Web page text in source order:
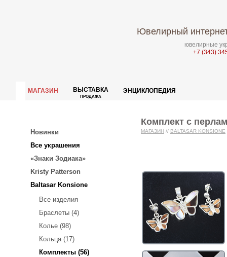
Ювелирный
ювелирные
+7 (343)
МАГАЗИН ВЫСТАВКА
ПРОДАЖА
ЭНЦИКЛОПЕДИЯ
Новинки
Все украшения
«Знаки Зодиака»
Kristy Patterson
Baltasar Konsione
Все изделия
Браслеты (4)
Колье (98)
Кольца (17)
Комплекты (56)
Комплект с
МАГАЗИН // BALTASAR KONSIONE